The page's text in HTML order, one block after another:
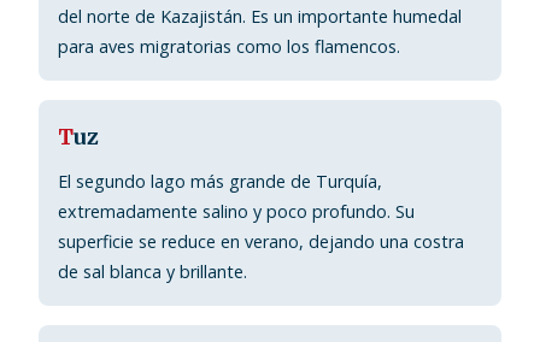
del norte de Kazajistán. Es un importante humedal
para aves migratorias como los flamencos.
Tuz
El segundo lago más grande de Turquía,
extremadamente salino y poco profundo. Su
superficie se reduce en verano, dejando una costra
de sal blanca y brillante.